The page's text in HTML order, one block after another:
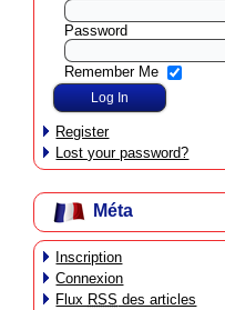
Password
Remember Me
Register
Lost your password?
Méta
Inscription
Connexion
Flux RSS des articles